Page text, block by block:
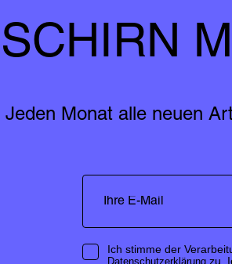
SCHIRN
Jeden Monat alle neuen
Ich stimme der
Datenschutzerklärungzu.